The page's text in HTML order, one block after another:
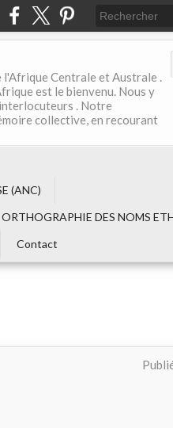
l'Afrique Centrale et Australe .
est le bienvenu. Nous y
. Notre
collective, en recourant
(ANC)
ORTHOGRAPHIE DES NOMS
Contact